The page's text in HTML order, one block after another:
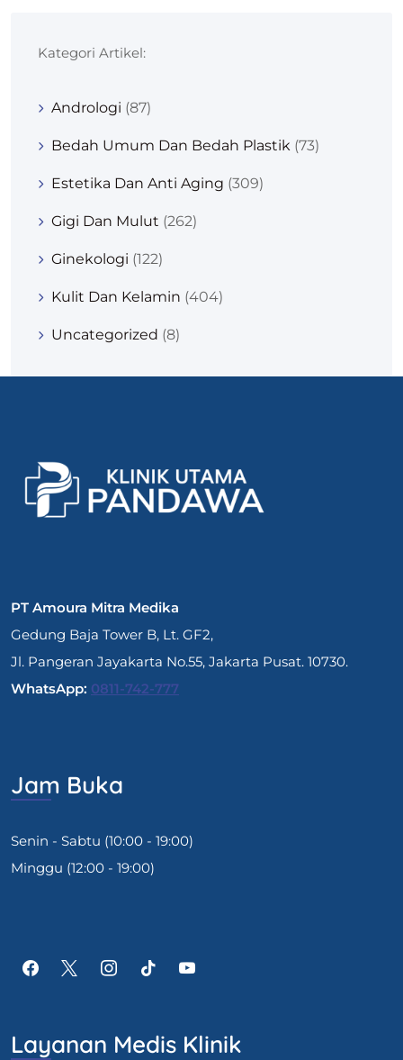
Kategori Artikel:
Andrologi (87)
Bedah Umum Dan Bedah Plastik (73)
Estetika Dan Anti Aging (309)
Gigi Dan Mulut (262)
Ginekologi (122)
Kulit Dan Kelamin (404)
Uncategorized (8)
PT Amoura Mitra Medika
Gedung Baja Tower B, Lt. GF2,
Jl. Pangeran Jayakarta No.55, Jakarta Pusat. 10730.
WhatsApp: 0811-742-777
Jam Buka
Senin - Sabtu (10:00 - 19:00)
Minggu (12:00 - 19:00)
Layanan Medis Klinik